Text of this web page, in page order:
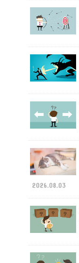
2026.08.03